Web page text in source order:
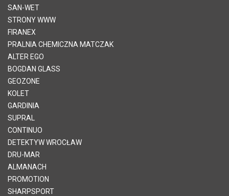
SAN-WET
STRONY WWW
FIRANEX
PRALNIA CHEMICZNA MATCZAK
ALTER EGO
BOGDAN GLASS
GEOZONE
KOLET
GARDINIA
SUPRAL
CONTINUO
DETEKTYW WROCŁAW
DRU-MAR
ALMANACH
PROMOTION
SHARPSPORT